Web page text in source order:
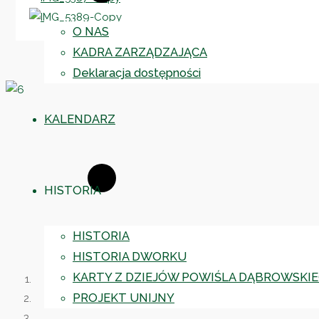
O NAS
KADRA ZARZĄDZAJĄCA
Deklaracja dostępności
KALENDARZ
HISTORIA
HISTORIA
HISTORIA DWORKU
KARTY Z DZIEJÓW POWIŚLA
PROJEKT UNIJNY